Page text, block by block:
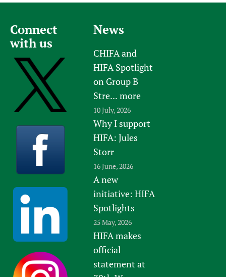
Connect
with us
News
CHIFA and
HIFA Spotlight
on Group B
Stre... more
10 July, 2026
Why I support
HIFA: Jules
Storr
16 June, 2026
A new
initiative: HIFA
Spotlights
25 May, 2026
HIFA makes
official
statement at